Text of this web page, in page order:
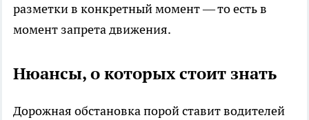
разметки в конкретный момент — то есть в
момент запрета движения.
Нюансы, о которых стоит знать
Дорожная обстановка порой ставит водителей